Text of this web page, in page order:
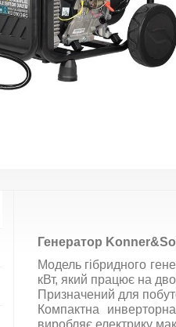
Генератор
Модель гібридного
кВт, який працює на
Призначений для
Компактна
виробляє електрику